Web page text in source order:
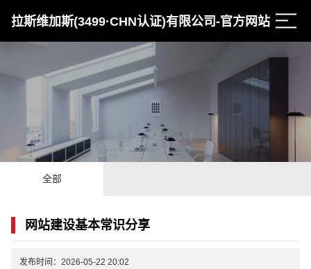
拉斯维加斯(3499·CHN认证)有限公司-官方网站
全部
网站建设基本常识分享
发布时间：2026-05-22 20:02